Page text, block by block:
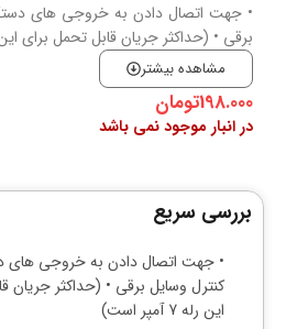
• جهت اتصال دادن به خروجی های
برقی • (حداکثر جریان قابل تحمل برای این رله 7
مشاهده بیشتر
198.000تومان
در انبار موجود نمی باشد
بررسی سریع
• جهت اتصال دادن به خروجی های
کنترل وسایل برقی • (حداکثر جریان
این رله 7 آمپر است)